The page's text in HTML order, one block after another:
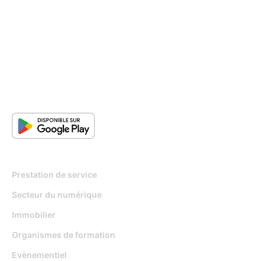
Prestation de service
Secteur du numérique
Immobilier
Organismes de formation
Evènementiel